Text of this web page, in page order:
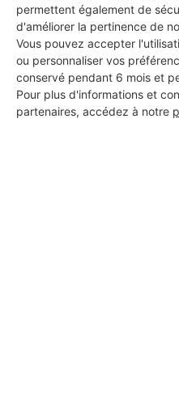
permettent également de
d'améliorer la pertinence de
Vous pouvez accepter
ou personnaliser vos
conservé pendant 6 mois et
Pour plus d'informations et
partenaires, accédez à notre
illiCO
en Anjou
La Flèche
7 ans d'expérience